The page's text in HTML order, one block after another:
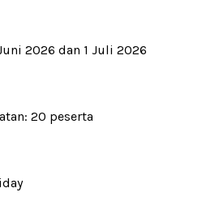
2026 dan 1 Juli 2026
20 peserta